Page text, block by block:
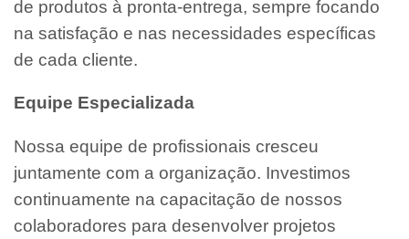
de produtos à pronta-entrega, sempre focando
na satisfação e nas necessidades específicas
de cada cliente.
Equipe Especializada
Nossa equipe de profissionais cresceu
juntamente com a organização. Investimos
continuamente na capacitação de nossos
colaboradores para desenvolver projetos